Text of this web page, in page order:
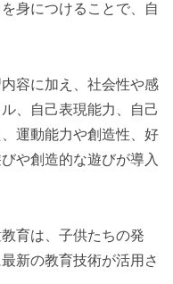
身につけることで、自
容に加え、社会性や感
、自己表現能力、自己
運動能力や創造性、好
や創造的な遊びが導入
育は、子供たちの発
新の教育技術が活用さ